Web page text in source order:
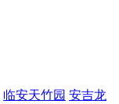
临安天竹园 安吉龙